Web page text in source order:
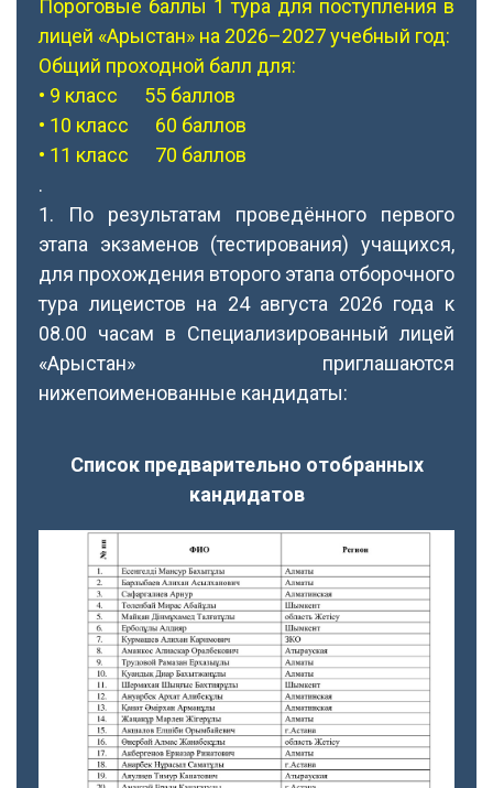
Пороговые баллы 1 тура для поступления в
лицей «Арыстан» на 2026–2027 учебный год:
Общий проходной балл для:
• 9 класс 55 баллов
• 10 класс 60 баллов
• 11 класс 70 баллов
.
1. По результатам проведённого первого
этапа экзаменов (тестирования) учащихся,
для прохождения второго этапа отборочного
тура лицеистов на 24 августа 2026 года к
08.00 часам в Специализированный лицей
«Арыстан» приглашаются
нижепоименованные кандидаты:
Список предварительно отобранных
кандидатов